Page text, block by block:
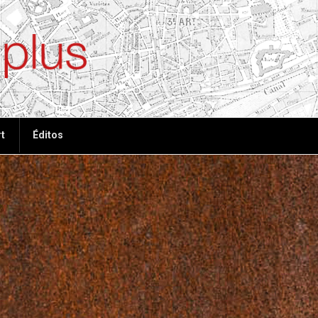
plus de tout
Éditos